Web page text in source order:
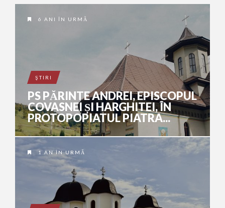
6 ANI ÎN URMĂ
ŞTIRI
PS PĂRINTE ANDREI, EPISCOPUL
COVASNEI ȘI HARGHITEI, ÎN
PROTOPOPIATUL PIATRA...
1 AN ÎN URMĂ